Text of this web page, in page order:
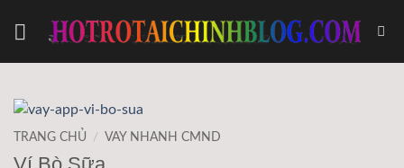
TRANG CHỦ / VAY NHANH CMND